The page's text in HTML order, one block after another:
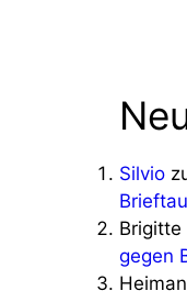
Silvio
Brigitte
gegen